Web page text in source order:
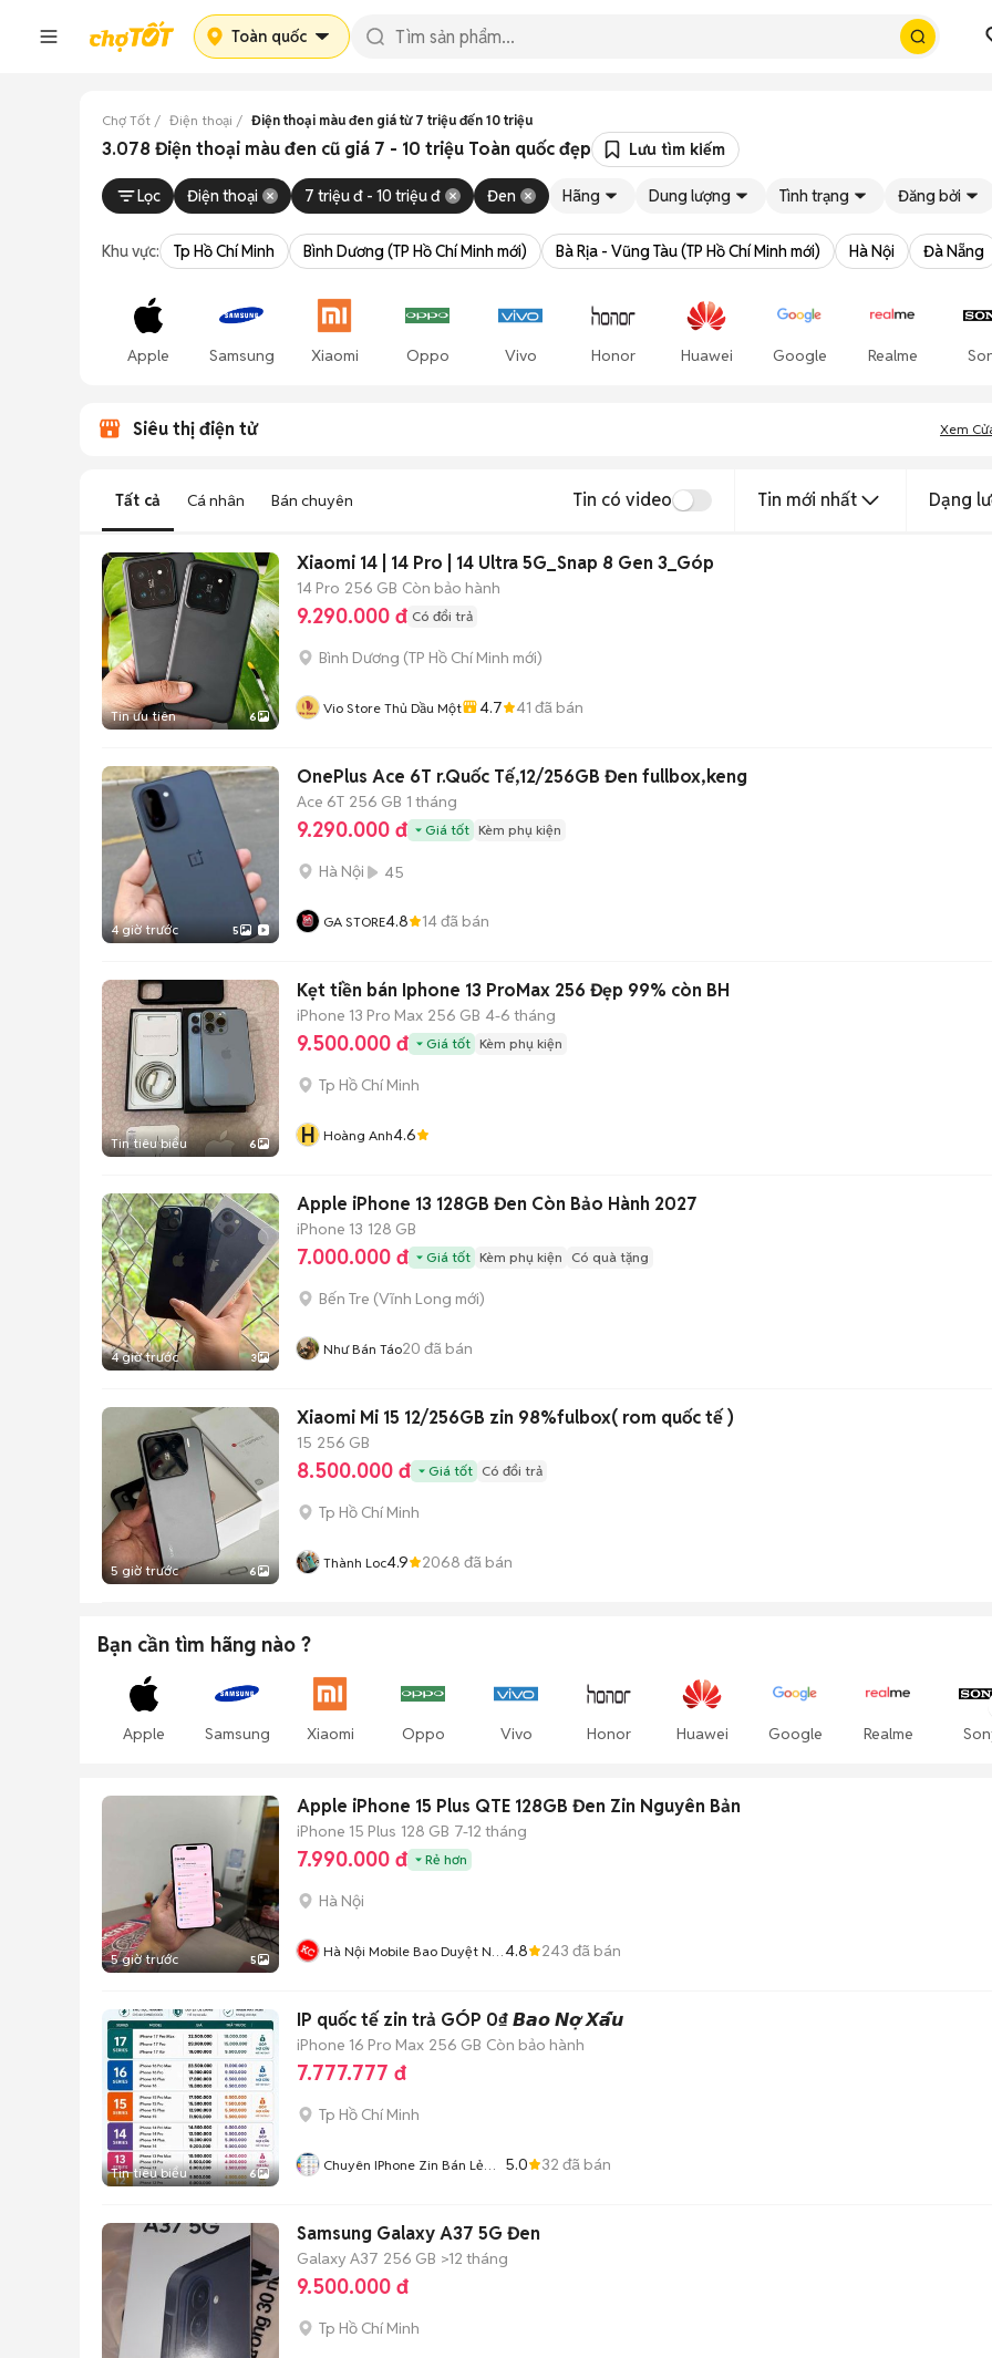
Toàn quốc
Chợ Tốt Điện thoại Điện thoại màu đen giá từ 7 triệu đến 10 triệu
3.078 Điện thoại màu đen cũ giá 7 - 10 triệu Toàn quốc đẹp Lưu tìm kiếm
Lọc Điện thoại 7 triệu đ - 10 triệu đ Đen Hãng Dung lượng Tình trạng Đăng bởi
Khu vực: Tp Hồ Chí Minh Bình Dương (TP Hồ Chí Minh mới) Bà Rịa - Vũng Tàu (TP Hồ Chí Minh mới) Hà Nội Đà Nẵng
Apple Samsung Xiaomi Oppo Vivo Honor Huawei Google Realme
Siêu thị điện tử Xem
Tất cả Cá nhân Bán chuyên Tin có video Tin mới nhất Dạng
Tin ưu tiên 6
Xiaomi 14 | 14 Pro | 14 Ultra 5G_Snap 8 Gen 3_Góp
14 Pro 256 GB Còn bảo hành
9.290.000 đ Có đổi trả
Bình Dương (TP Hồ Chí Minh mới)
Vio Store Thủ Dầu Một 4.7 41 đã bán
4 giờ trước 5
OnePlus Ace 6T r.Quốc Tế,12/256GB Đen fullbox,keng
Ace 6T 256 GB 1 tháng
9.290.000 đ Giá tốt Kèm phụ kiện
Hà Nội 45
GA STORE4.8 14đã bán
Tin tiêu biểu 6
Kẹt tiền bán Iphone 13 ProMax 256 Đẹp 99% còn BH
iPhone 13 Pro Max 256 GB 4-6 tháng
9.500.000 đ Giá tốt Kèm phụ kiện
Tp Hồ Chí Minh
H Hoàng Anh4.6
4 giờ trước 3
Apple iPhone 13 128GB Đen Còn Bảo Hành 2027
iPhone 13 128 GB
7.000.000 đ Giá tốt Kèm phụ kiện Có quà tặng
Bến Tre (Vĩnh Long mới)
Như Bán Táo20 đã bán
5 giờ trước 6
Xiaomi Mi 15 12/256GB zin 98%fulbox( rom quốc tế )
15 256 GB
8.500.000 đ Giá tốt Có đổi trả
Tp Hồ Chí Minh
Thành Loc4.9 2068 đã bán
Bạn cần tìm hãng nào ?
Apple Samsung Xiaomi Oppo Vivo Honor Huawei Google Realme
5 giờ trước 5
Apple iPhone 15 Plus QTE 128GB Đen Zin Nguyên Bản
iPhone 15 Plus 128 GB 7-12 tháng
7.990.000 đ Rẻ hơn
Hà Nội
Hà Nội Mobile Bao Duyệt Nợ 4.8 243 đã bán
Tin tiêu biểu 6
IP quốc tế zin trả GÓP 0₫ 𝘽𝙖𝙤 𝙉𝙤̛̣ 𝙓𝙖̂́𝙪
iPhone 16 Pro Max 256 GB Còn bảo hành
7.777.777 đ
Tp Hồ Chí Minh
Chuyên IPhone Zin Bán Lẻ
5.0 32 đã bán
Samsung Galaxy A37 5G Đen
Galaxy A37 256 GB >12 tháng
9.500.000 đ
Tp Hồ Chí Minh